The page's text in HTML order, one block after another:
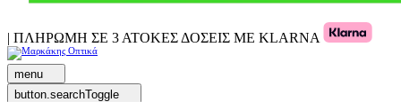
| ΠΛΗΡΩΜΗ ΣΕ 3 ΑΤΟΚΕΣ ΔΟΣΕΙΣ ΜΕ KLARNA
menu
button.searchToggle